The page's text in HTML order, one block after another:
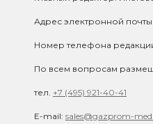
Адрес электронной
Номер телефона
По всем вопросам
тел. +7 (495) 921-40-41
E-mail: sales@gazprom-